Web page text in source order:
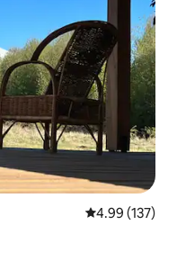
從 137 則評價
4.99 (137)